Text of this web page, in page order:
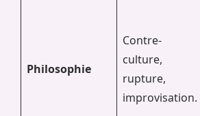
Philosophie
Contre-
culture,
rupture,
improvisation.